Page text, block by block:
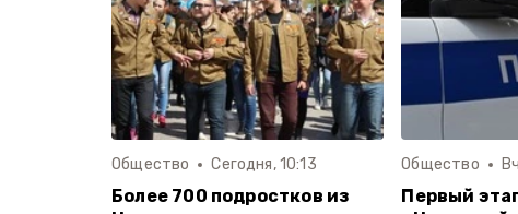
Общество Сегодня, 10:13
Более 700 подростков из
Общество
Первый